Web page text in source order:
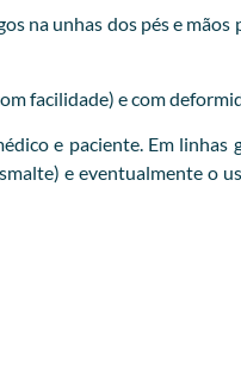
na unhas dos pés e mãos
facilidade) e com
e paciente. Em
e eventualmente o